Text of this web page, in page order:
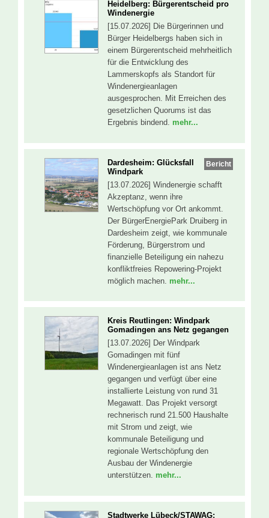
Heidelberg: Bürgerentscheid pro
Windenergie
[15.07.2026] Die Bürgerinnen und
Bürger Heidelbergs haben sich in
einem Bürgerentscheid mehrheitlich
für die Entwicklung des
Lammerskopfs als Standort für
Windenergieanlagen
ausgesprochen. Mit Erreichen des
gesetzlichen Quorums ist das
Ergebnis bindend. mehr...
Bericht
Dardesheim: Glücksfall
Windpark
[13.07.2026] Windenergie schafft
Akzeptanz, wenn ihre
Wertschöpfung vor Ort ankommt.
Der BürgerEnergiePark Druiberg in
Dardesheim zeigt, wie kommunale
Förderung, Bürgerstrom und
finanzielle Beteiligung ein nahezu
konfliktfreies Repowering-Projekt
möglich machen. mehr...
Kreis Reutlingen: Windpark
Gomadingen ans Netz gegangen
[13.07.2026] Der Windpark
Gomadingen mit fünf
Windenergieanlagen ist ans Netz
gegangen und verfügt über eine
installierte Leistung von rund 31
Megawatt. Das Projekt versorgt
rechnerisch rund 21.500 Haushalte
mit Strom und zeigt, wie
kommunale Beteiligung und
regionale Wertschöpfung den
Ausbau der Windenergie
unterstützen. mehr...
Stadtwerke Lübeck/STAWAG: